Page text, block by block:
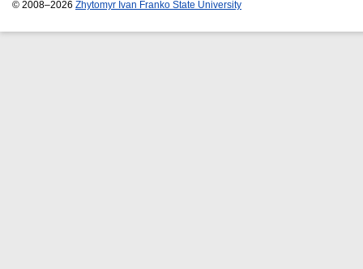
© 2008–2026 Zhytomyr Ivan Franko State University